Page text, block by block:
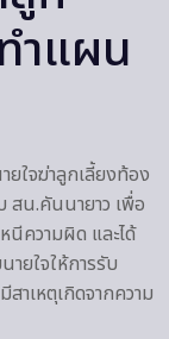
ำแผน
ใจฆ่าลูกเลี้ยงท้อง
สน.คันนายาว​ เพื่อ
นีความผิด และได้
ยใจให้การรับ
าเหตุเกิดจากความ